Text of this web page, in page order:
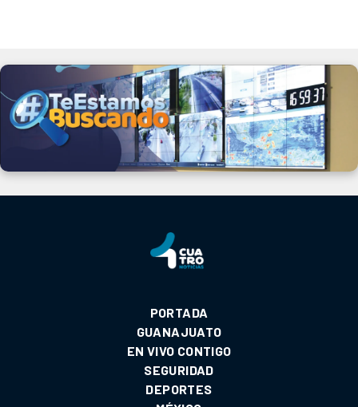
PORTADA
GUANAJUATO
EN VIVO CONTIGO
SEGURIDAD
DEPORTES